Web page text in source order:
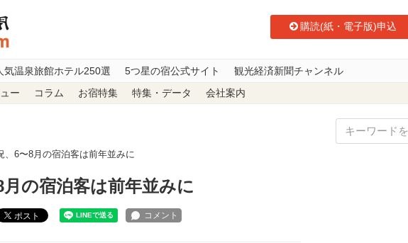
購読(紙・電子版)申込
気温泉旅館ホテル250選 5つ星の宿公式サイト 観光経済新聞チャンネル
ー コラム お宿特集 特集・データ 会社案内
、6〜8月の宿泊客は前年並みに
月の宿泊客は前年並みに
ポスト